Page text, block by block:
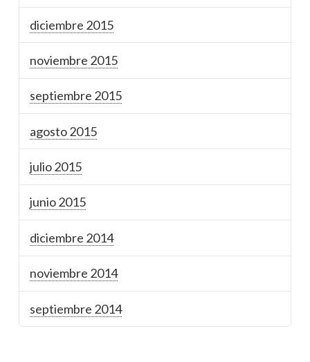
diciembre 2015
noviembre 2015
septiembre 2015
agosto 2015
julio 2015
junio 2015
diciembre 2014
noviembre 2014
septiembre 2014